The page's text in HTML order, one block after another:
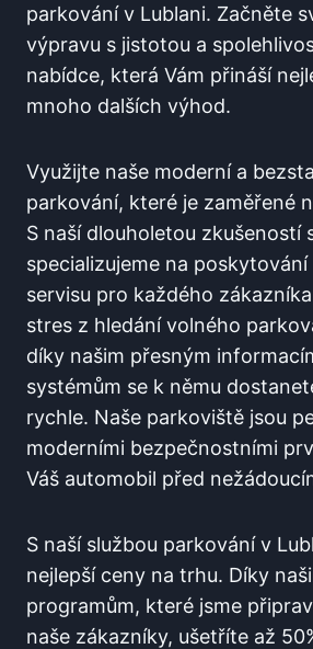
parkování v Lublani. Začněte
výpravu s jistotou a
nabídce, která Vám přináší
mnoho dalších výhod.
Využijte naše moderní a
parkování, které je zaměřené
S naší dlouholetou zkušeností
specializujeme na poskytování
servisu pro každého
stres z hledání volného
díky našim přesným
systémům se k němu
rychle. Naše parkoviště jsou
moderními bezpečnostními
Váš automobil před
S naší službou parkování v
nejlepší ceny na trhu. Díky
programům, které jsme
naše zákazníky, ušetříte až